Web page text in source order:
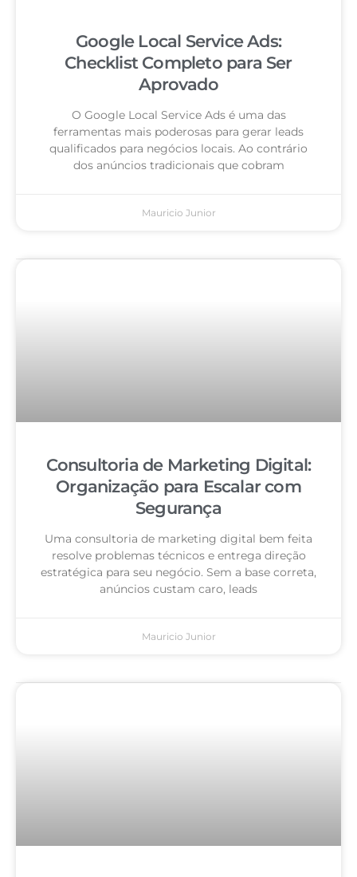
Google Local Service Ads:
Checklist Completo para Ser
Aprovado
O Google Local Service Ads é uma das
ferramentas mais poderosas para gerar leads
qualificados para negócios locais. Ao contrário
dos anúncios tradicionais que cobram
Mauricio Junior
Consultoria de Marketing Digital:
Organização para Escalar com
Segurança
Uma consultoria de marketing digital bem feita
resolve problemas técnicos e entrega direção
estratégica para seu negócio. Sem a base correta,
anúncios custam caro, leads
Mauricio Junior